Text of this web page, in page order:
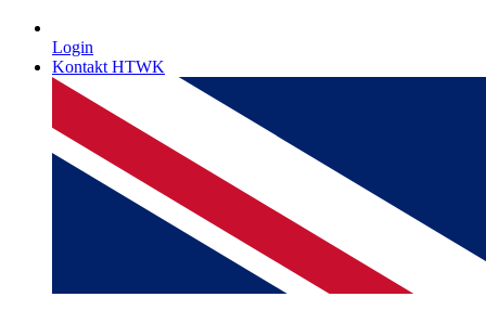
Login
Kontakt HTWK